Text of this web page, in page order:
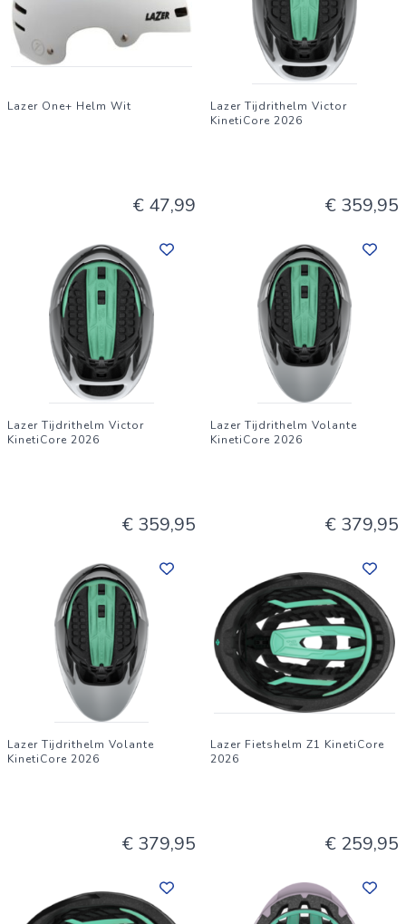
Lazer One+ Helm Wit
€ 47,99
Lazer Tijdrithelm Victor
KinetiCore 2026
€ 359,95
Lazer Tijdrithelm Victor
KinetiCore 2026
€ 359,95
Lazer Tijdrithelm Volante
KinetiCore 2026
€ 379,95
Lazer Tijdrithelm Volante
KinetiCore 2026
€ 379,95
Lazer Fietshelm Z1 KinetiCore
2026
€ 259,95